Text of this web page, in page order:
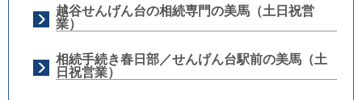
越谷せんげん台の相続専門の美馬（土日祝営
業）
相続手続き春日部／せんげん台駅前の美馬（土
日祝営業）